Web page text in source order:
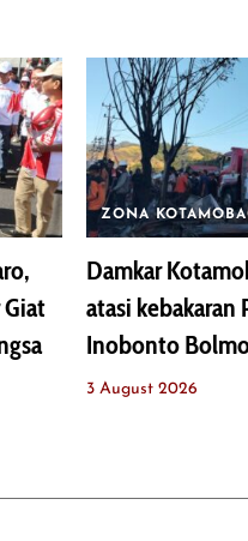
Giat
ZONA
Damkar
atasi kebakaran
Inobonto
3 August 2026